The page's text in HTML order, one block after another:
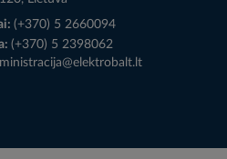
(+370) 5 2660094
(+370) 5 2398062